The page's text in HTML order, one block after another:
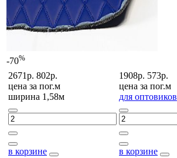
-70%
2671р. 802р.
цена за пог.м
ширина 1,58м
в корзине
1908р. 573р.
цена за пог.м
для оптовиков
в корзине